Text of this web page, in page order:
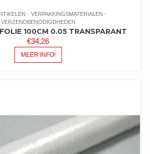
VERPAKKINGSMATERIALEN
VERZENDBENODIGDHEDEN
100CM 0.05 TRANSPARANT
€34,26
MEER INFO!